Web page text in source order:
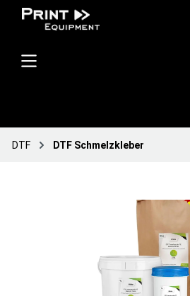
DTF DTF Schmelzkleber